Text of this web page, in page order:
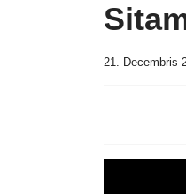
21. Decembris